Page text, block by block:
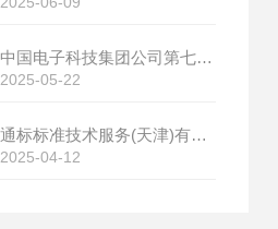
中国电子科技集团公司第七研究所选购我司差示扫描量热仪
2025-05-22
通标标准技术服务(天津)有限公司选购我司HS-DR-5导热系数测试仪
2025-04-12